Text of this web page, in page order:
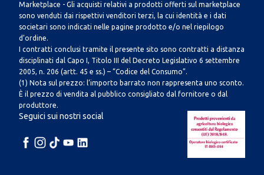
Marketplace - Gli acquisti relativi a prodotti offerti sul marketplace
sono venduti dai rispettivi venditori terzi, la cui identità e i dati
societari sono indicati nelle pagine prodotto e/o nel riepilogo
d’ordine.
I contratti conclusi tramite il presente sito sono contratti a distanza
disciplinati dal Capo I, Titolo III del Decreto Legislativo 6 settembre
2005, n. 206 (artt. 45 e ss.) – “Codice del Consumo”.
(1) Nota sul prezzo: l’importo barrato non rappresenta uno sconto.
È il prezzo di vendita al pubblico consigliato dal fornitore o dal
produttore.
Seguici sui nostri social